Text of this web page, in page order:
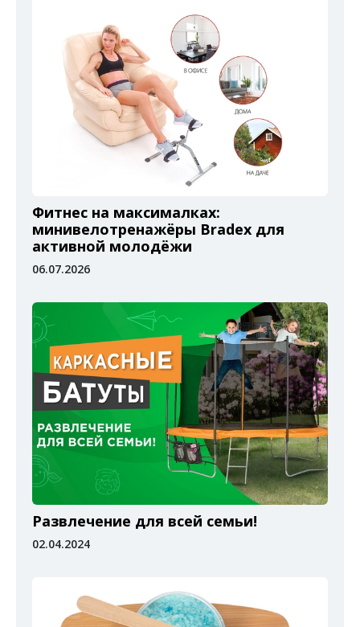
Фитнес на максималках:
минивелотренажёры Bradex для
активной молодёжи
06.07.2026
Развлечение для всей семьи!
02.04.2024